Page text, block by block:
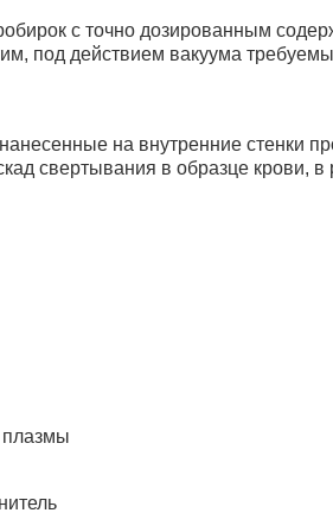
с точно дозированным
под действием вакуума
на внутренние стенки
свертывания в образце крови, в
плазмы